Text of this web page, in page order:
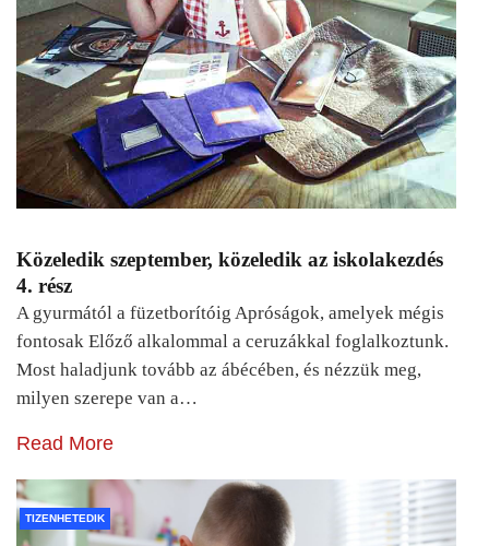
Közeledik szeptember, közeledik az iskolakezdés
4. rész
A gyurmától a füzetborítóig Apróságok, amelyek mégis
fontosak Előző alkalommal a ceruzákkal foglalkoztunk.
Most haladjunk tovább az ábécében, és nézzük meg,
milyen szerepe van a…
Read More
TIZENHETEDIK